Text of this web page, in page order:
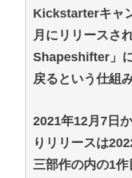
Kickstarterキャ
月にリリースさ
Shapeshifter」
戻るという仕組
2021年12月7日
りリリースは
三部作の内の1作